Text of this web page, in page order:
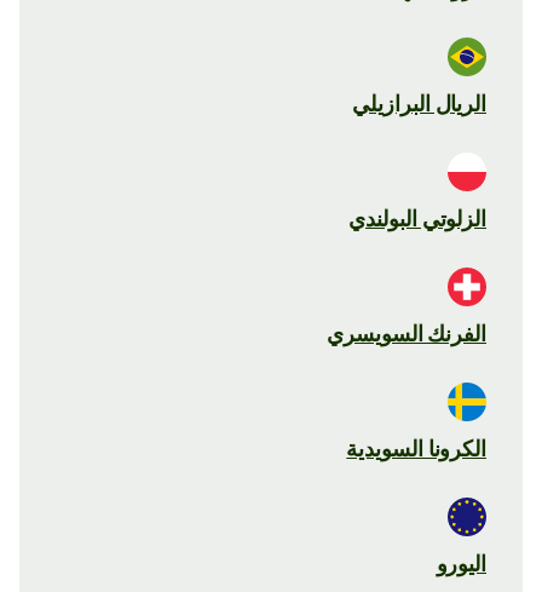
الريال البرازيلي
الزلوتي البولندي
الفرنك السويسري
الكرونا السويدية
اليورو